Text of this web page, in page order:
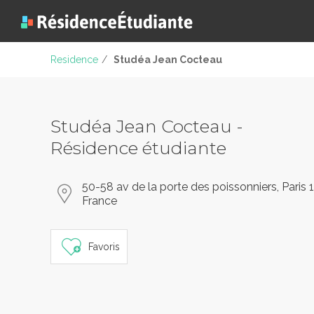
Residence / Studéa Jean Cocteau
Studéa Jean Cocteau -
Résidence étudiante
50-58 av de la porte des poissonniers, Paris
France
Favoris